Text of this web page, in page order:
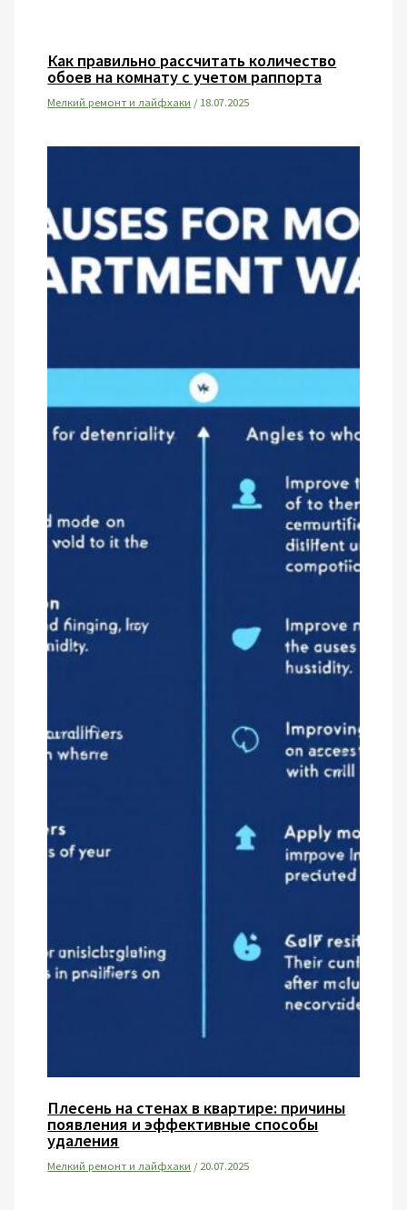
Как правильно рассчитать количество
обоев на комнату с учетом раппорта
Мелкий ремонт и лайфхаки /18.07.2025
Плесень на стенах в квартире: причины
появления и эффективные способы
удаления
Мелкий ремонт и лайфхаки /20.07.2025